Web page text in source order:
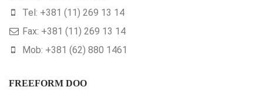
Tel: +381 (11) 269 13 14
Fax: +381 (11) 269 13 14
Mob: +381 (62) 880 1461
FREEFORM DOO